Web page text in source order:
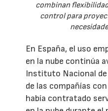
combinan
control para
En España, el uso
en la nube continúa
Instituto Nacional
de las compañías
había contratado